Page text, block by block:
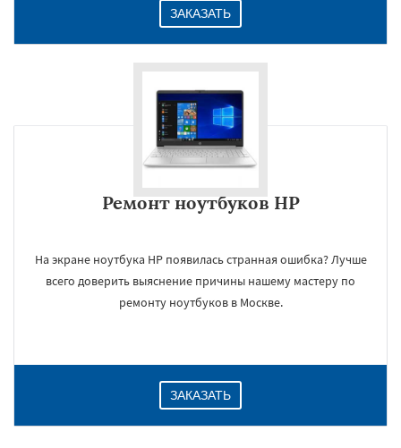
ЗАКАЗАТЬ
Ремонт ноутбуков HP
На экране ноутбука HP появилась странная ошибка? Лучше
всего доверить выяснение причины нашему мастеру по
ремонту ноутбуков в Москве.
ЗАКАЗАТЬ